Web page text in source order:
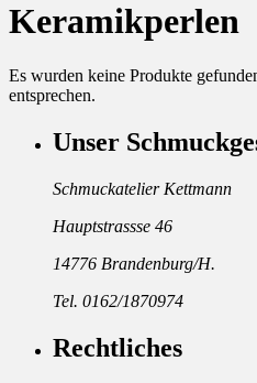
Keramikperlen
Es wurden keine Produkte
entsprechen.
Unser
Schmuckatelier Kettmann
Hauptstrassse 46
14776 Brandenburg/H.
Tel. 0162/1870974
Rechtliches